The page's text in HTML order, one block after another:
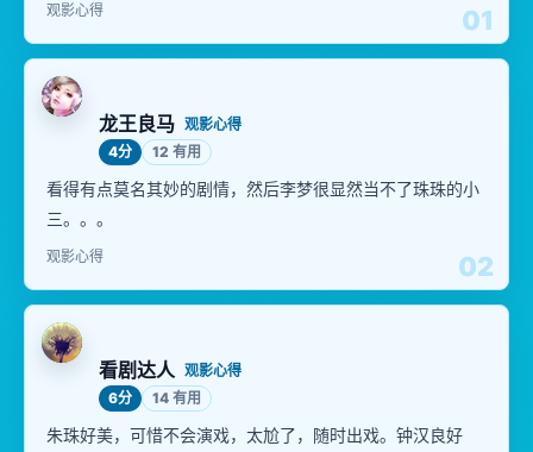
01
观影心得
02
龙王良马 观影心得
4分
12 有用
看得有点莫名其妙的剧情，然后李梦很显然当不了珠珠的小
三。。。
观影心得
看剧达人 观影心得
6分
14 有用
朱珠好美，可惜不会演戏，太尬了，随时出戏。钟汉良好